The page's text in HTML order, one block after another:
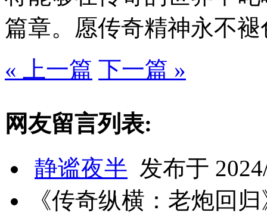
篇章。愿传奇精神永不
« 上一篇 下一篇 »
网友留言列表:
静谧夜半 发布于
《传奇纵横：老炮回